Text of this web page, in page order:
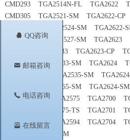
뀩 QQ咨询
낂 邮箱咨询
끅 电话咨询
뀣 在线留言
CMD293 TGA2514N-FL TGA2622
CMD305 TGA2521-SM TGA2622-CP
CMD305C4 TGA2524-SM TGA2622-
CMD305P3 TGA2527-SM TGA2623
QPA2575 TGA2533 TGA2623-CP
TGA2218 TGA2533-SM TGA2624
TGA2218-SM TGA2535-SM
TGA2219 TGA2565-SM TGA2624-
TGA2219-CP TGA2575 TGA2700
TGA2238 TGA2575-TS TGA2701
TGA2238-CP TGA2594 TGA2704
TGA4544-SM